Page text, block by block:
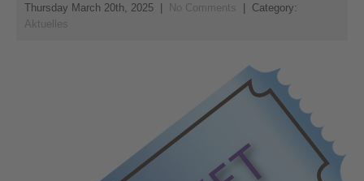
Thursday March 20th, 2025 | No Comments
| Category:
Aktuelles